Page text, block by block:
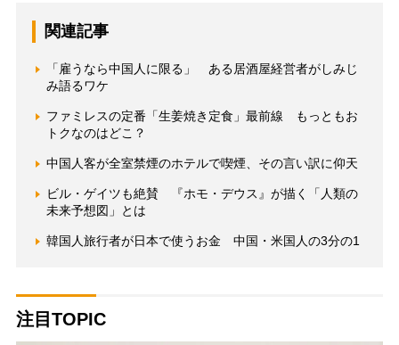
関連記事
「雇うなら中国人に限る」 ある居酒屋経営者がしみじ
み語るワケ
ファミレスの定番「生姜焼き定食」最前線 もっともお
トクなのはどこ？
中国人客が全室禁煙のホテルで喫煙、その言い訳に仰天
ビル・ゲイツも絶賛 『ホモ・デウス』が描く「人類の
未来予想図」とは
韓国人旅行者が日本で使うお金 中国・米国人の3分の1
注目TOPIC